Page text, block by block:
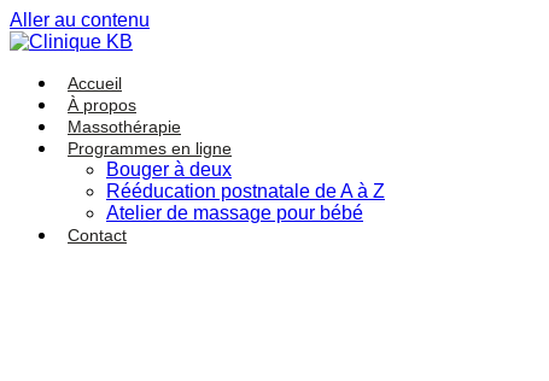
Aller au contenu
Accueil
À propos
Massothérapie
Programmes en ligne
Bouger à deux
Rééducation postnatale de A à Z
Atelier de massage pour bébé
Contact